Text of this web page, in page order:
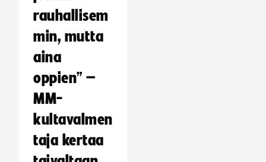
rauhallisem
min, mutta
aina
oppien” –
MM-
kultavalmen
taja kertaa